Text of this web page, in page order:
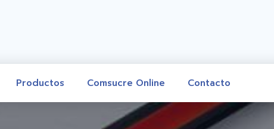
Productos Comsucre Online Contacto